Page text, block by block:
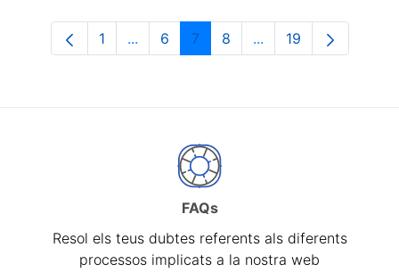
Pàgina
1 ...Pàgines intermèdies Utilitzeu TAB per
Pàgina
6 Pàgina
7 Pàgina
8 ...PàginesPàgina
19
FAQs
Resol els teus dubtes referents als diferents
processos implicats a la nostra web